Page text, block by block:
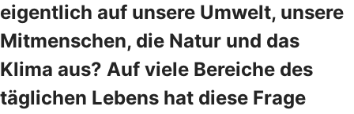
eigentlich auf unsere Umwelt, unsere
Mitmenschen, die Natur und das
Klima aus? Auf viele Bereiche des
täglichen Lebens hat diese Frage